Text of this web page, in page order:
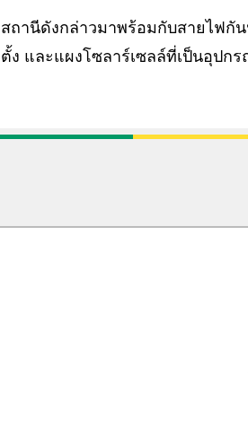
สถานีดังกล่าวมาพร้อมกับสายไฟกั
ตั้ง และแผงโซลาร์เซลล์ที่เป็นอุปก